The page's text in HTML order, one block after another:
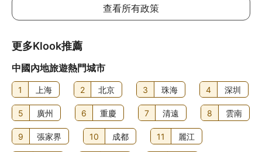
食物及飲品
享用午餐或晚餐？想留在房中的話，你亦可善用客房送餐服
住宿每日 7:30 至 10:00 供應自助早餐，費用另計。
查看所有政策
更多Klook推薦
中國內地旅遊熱門城市
1 上海 2 北京 3 珠海 4 深圳
5 廣州 6 重慶 7 清遠 8 雲南
9 張家界 10 成都 11 麗江